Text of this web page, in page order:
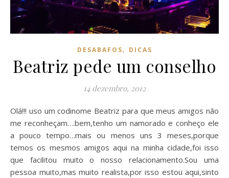
DESABAFOS, DICAS
Beatriz pede um conselho
14 dezembro, 2012
Olá!!! uso um codinome Beatriz para que meus amigos não
me reconheçam….bem,tenho um namorado e conheço ele
a pouco tempo…mais ou menos uns 3 meses,porque
temos os mesmos amigos aqui na minha cidade,foi isso
que facilitou muito o nosso relacionamento.Sou uma
pessoa muito,mas muito realista,por isso estou aqui,sinto